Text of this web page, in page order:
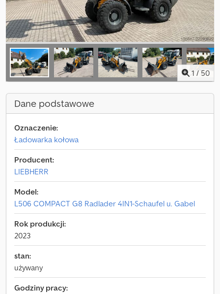
1 / 50
Dane podstawowe
Oznaczenie:
Ładowarka kołowa
Producent:
LIEBHERR
Model:
L506 COMPACT G8 Radlader 4IN1-Schaufel u. Gabel
Rok produkcji:
2023
stan:
używany
Godziny pracy: